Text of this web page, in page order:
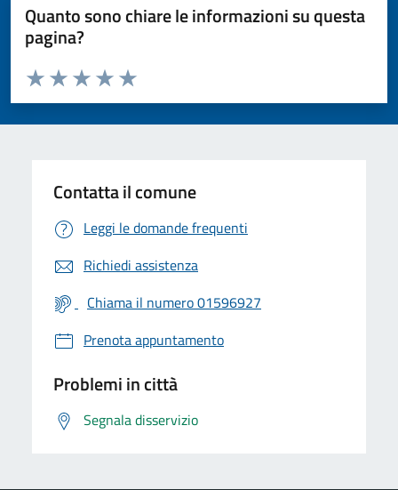
Quanto sono chiare le informazioni su questa
pagina?
Valuta da 1 a 5 stelle la pagina
Valuta 5 stelle su 5
Valuta 4 stelle su 5
Valuta 3 stelle su 5
Valuta 2 stelle su 5
Valuta 1 stelle su 5
Contatta il comune
Leggi le domande frequenti
Richiedi assistenza
Chiama il numero 01596927
Prenota appuntamento
Problemi in città
Segnala disservizio